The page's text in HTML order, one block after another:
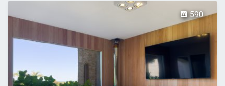
590